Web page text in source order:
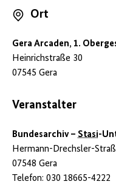
Ort
Gera Arcaden, 1.
Heinrichstraße 30
07545 Gera
Veranstalter
Bundesarchiv – Stasi-
Hermann-Drechsler-
07548 Gera
Telefon: 030 18665-4222